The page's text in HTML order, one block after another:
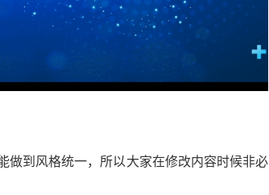
做到风格统一，所以大家在修改内容时候非必